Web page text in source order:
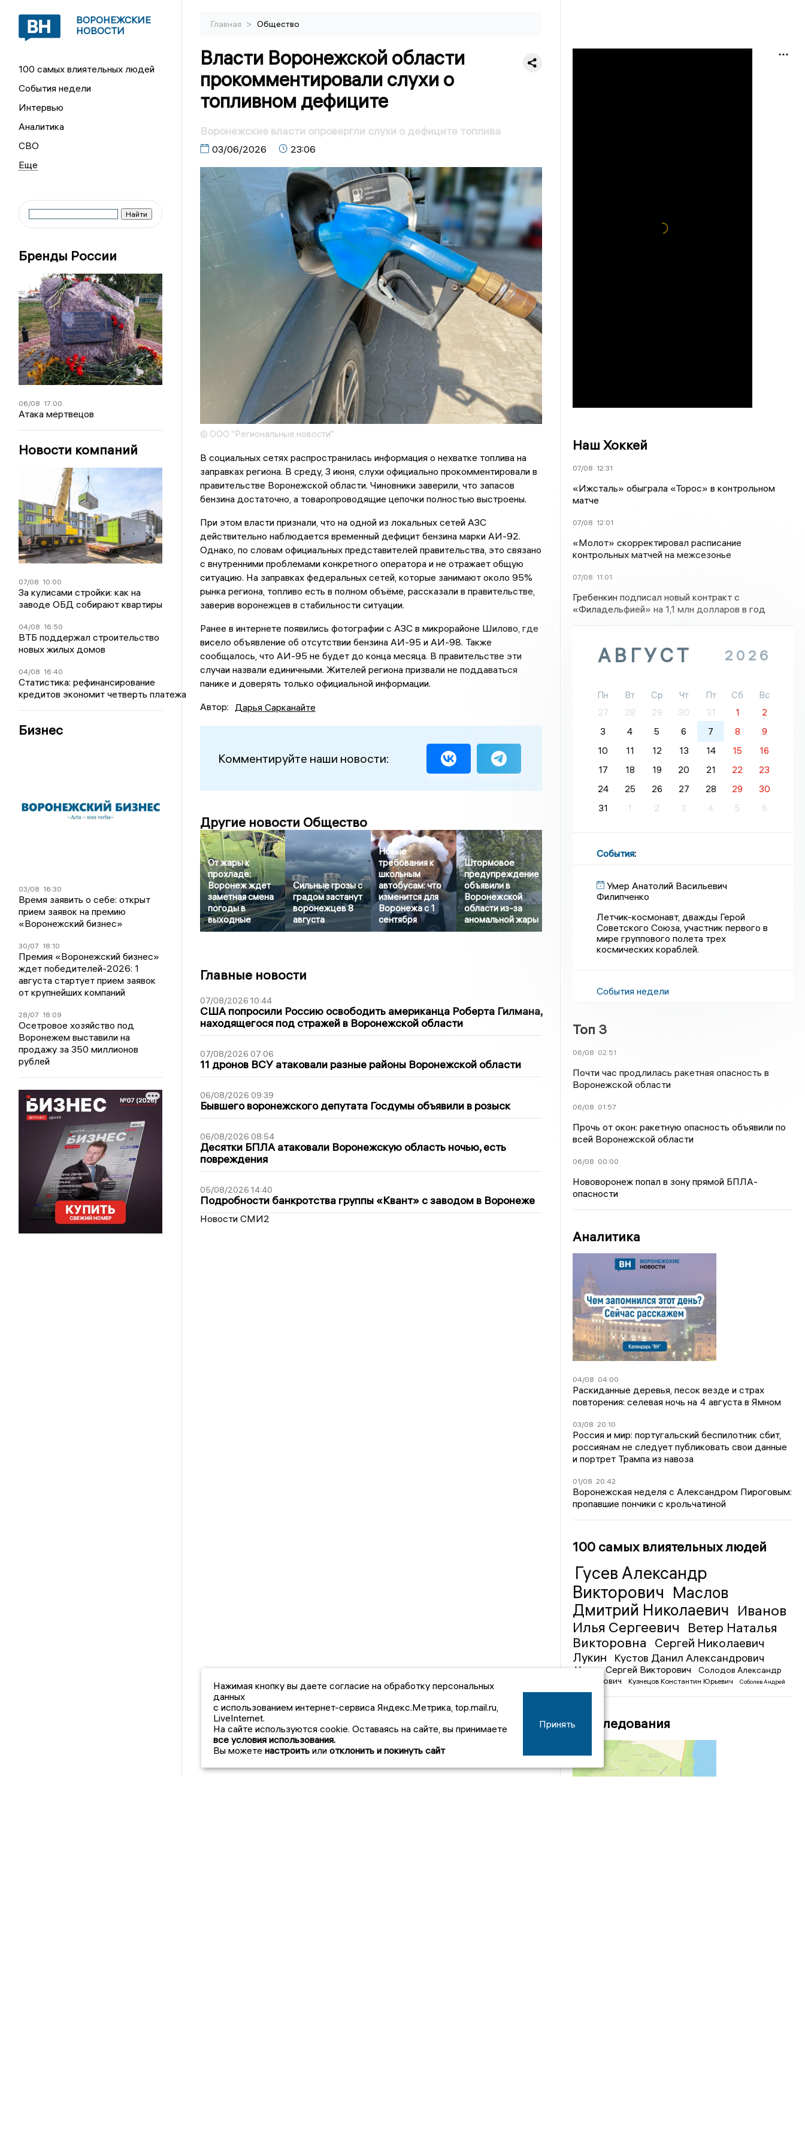
ВОРОНЕЖСКИЕ
НОВОСТИ
100 самых влиятельных людей
События недели
Интервью
Аналитика
СВО
Бренды России
06/08 17:00
Атака мертвецов
Новости компаний
07/08 10:00
За кулисами стройки: как на
заводе ОБД собирают квартиры
04/08 16:50
ВТБ поддержал строительство
новых жилых домов
04/08 16:40
Статистика: рефинансирование
кредитов экономит четверть платежа
Бизнес
03/08 16:30
Время заявить о себе: открыт
прием заявок на премию
«Воронежский бизнес»
30/07 18:10
Премия «Воронежский бизнес»
ждет победителей-2026: 1
августа стартует прием заявок
от крупнейших компаний
28/07 18:09
Осетровое хозяйство под
Воронежем выставили на
продажу за 350 миллионов
рублей
Главная > Общество
Власти Воронежской области
прокомментировали слухи о
топливном дефиците
Воронежские власти опровергли слухи о дефиците топлива
03/06/2026 23:06
© ООО "Региональные новости"
В социальных сетях распространилась информация о нехватке топлива на
заправках региона. В среду, 3 июня, слухи официально прокомментировали в
правительстве Воронежской области. Чиновники заверили, что запасов
бензина достаточно, а товаропроводящие цепочки полностью выстроены.
При этом власти признали, что на одной из локальных сетей АЗС
действительно наблюдается временный дефицит бензина марки АИ-92.
Однако, по словам официальных представителей правительства, это связано
с внутренними проблемами конкретного оператора и не отражает общую
ситуацию. На заправках федеральных сетей, которые занимают около 95%
рынка региона, топливо есть в полном объёме, рассказали в правительстве,
заверив воронежцев в стабильности ситуации.
Ранее в интернете появились фотографии с АЗС в микрорайоне Шилово, где
висело объявление об отсутствии бензина АИ-95 и АИ-98. Также
сообщалось, что АИ-95 не будет до конца месяца. В правительстве эти
случаи назвали единичными. Жителей региона призвали не поддаваться
панике и доверять только официальной информации.
Автор: Дарья Сарканайте
Комментируйте наши новости:
Другие новости Общество
От жары к
прохладе:
Воронеж ждет
заметная смена
погоды в
выходные
Сильные грозы с
градом застанут
воронежцев 8
августа
Новые
требования к
школьным
автобусам: что
изменится для
Воронежа с 1
сентября
Штормовое
предупреждение
объявили в
Воронежской
области из-за
аномальной жары
Главные новости
07/08/2026 10:44
США попросили Россию освободить американца Роберта Гилмана,
находящегося под стражей в Воронежской области
07/08/2026 07:06
11 дронов ВСУ атаковали разные районы Воронежской области
06/08/2026 09:39
Бывшего воронежского депутата Госдумы объявили в розыск
06/08/2026 08:54
Десятки БПЛА атаковали Воронежскую область ночью, есть
повреждения
05/08/2026 14:40
Подробности банкротства группы «Квант» с заводом в Воронеже
Новости СМИ2
Наш Хоккей
07/08 12:31
«Ижсталь» обыграла «Торос» в контрольном
матче
07/08 12:01
«Молот» скорректировал расписание
контрольных матчей на межсезонье
07/08 11:01
Гребенкин подписал новый контракт с
«Филадельфией» на 1,1 млн долларов в год
АВГУСТ 2026
Пн Вт Ср Чт Пт Сб
Вс
27
28 29 30 31 1
2
3
4 5 6 7 8
9
10
11 12 13 14 15
16
17
18 19 20 21 22
23
24
25 26 27 28 29
30
31
1 2 3 4 5 6
События:
Умер Анатолий Васильевич
Филипченко
Летчик-космонавт, дважды Герой
Советского Союза, участник первого в
мире группового полета трех
космических кораблей.
События недели
Топ 3
06/08 02:51
Почти час продлилась ракетная опасность в
Воронежской области
06/08 01:57
Прочь от окон: ракетную опасность объявили по
всей Воронежской области
06/08 00:00
Нововоронеж попал в зону прямой БПЛА-
опасности
Аналитика
04/08 04:00
Раскиданные деревья, песок везде и страх
повторения: селевая ночь на 4 августа в Ямном
03/08 20:10
Россия и мир: португальский беспилотник сбит,
россиянам не следует публиковать свои данные
и портрет Трампа из навоза
01/08 20:42
Воронежская неделя с Александром Пироговым:
пропавшие пончики с крольчатиной
100 самых влиятельных людей
Гусев Александр
Викторович Маслов
Дмитрий Николаевич Иванов
Илья Сергеевич
Ветер Наталья
Викторовна
Сергей Николаевич
Лукин
Кустов Данил Александрович
Чижов Сергей Викторович
Солодов Александр
Михайлович
Кузнецов Константин Юрьевич
Соболев Андрей
Иванович
Расследования
Нажимая кнопку вы даете согласие на обработку персональных
данных
с использованием интернет-сервиса Яндекс.Метрика, top.mail.ru,
LiveInternet.
На сайте используются cookie. Оставаясь на сайте, вы принимаете
все условия использования.
Вы можете настроить или отклонить и покинуть сайт
Принять